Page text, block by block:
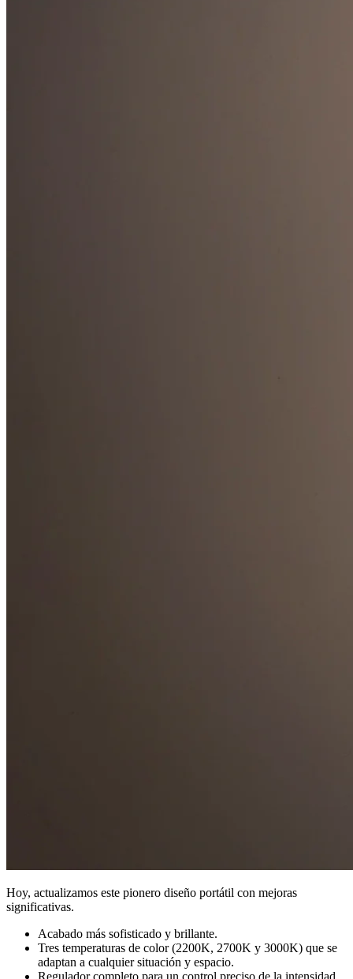
Hoy, actualizamos este pionero diseño portátil con mejoras
significativas.
Acabado más sofisticado y brillante.
Tres temperaturas de color (2200K, 2700K y 3000K) que se
adaptan a cualquier situación y espacio.
Regulador completo para un control preciso de la intensidad.